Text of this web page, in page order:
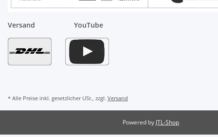
Versand YouTube
* Alle Preise inkl. gesetzlicher USt., zzgl. Versand
Powered by JTL-Shop